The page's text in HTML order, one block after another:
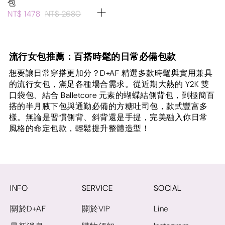
包
NT$ 1478 NT$ 2680
流行女包推薦：百搭時髦的日常必備包款
想要讓日常穿搭更加分？D+AF 精選多款時髦與實用兼具
的流行女包，滿足各種場合需求。從近期大熱的 Y2K 雙
口袋包、結合 Balletcore 元素的蝴蝶結側背包，到極簡百
搭的半月腋下包與通勤必備的方糖吐司包，款式豐富多
樣。無論是習慣側背、斜背還是手提，完美融入你日常
風格的命定包款，輕鬆提升整體造型！
INFO
關於D+AF
SERVICE
關於VIP
SOCIAL
Line